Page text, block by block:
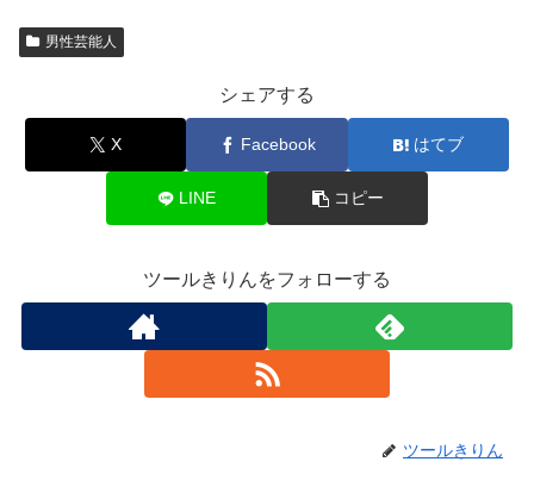
男性芸能人
シェアする
X Facebook はてブ
LINE コピー
ツールきりんをフォローする
ツールきりん